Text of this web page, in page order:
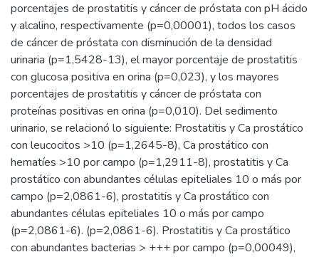
porcentajes de prostatitis y cáncer de próstata con pH ácido
y alcalino, respectivamente (p=0,00001), todos los casos
de cáncer de próstata con disminución de la densidad
urinaria (p=1,5428-13), el mayor porcentaje de prostatitis
con glucosa positiva en orina (p=0,023), y los mayores
porcentajes de prostatitis y cáncer de próstata con
proteínas positivas en orina (p=0,010). Del sedimento
urinario, se relacionó lo siguiente: Prostatitis y Ca prostático
con leucocitos >10 (p=1,2645-8), Ca prostático con
hematíes >10 por campo (p=1,2911-8), prostatitis y Ca
prostático con abundantes células epiteliales 10 o más por
campo (p=2,0861-6), prostatitis y Ca prostático con
abundantes células epiteliales 10 o más por campo
(p=2,0861-6). (p=2,0861-6). Prostatitis y Ca prostático
con abundantes bacterias > +++ por campo (p=0,00049),